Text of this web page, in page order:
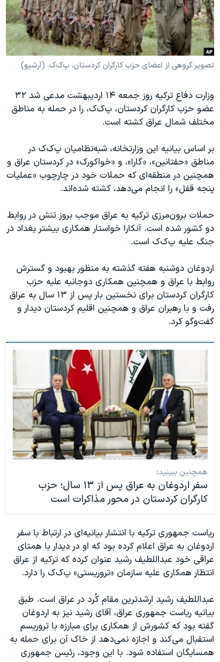
فرهنگ و زندگی
حقوق شهروندی
اقتصادی
علم و فناوری
گالری عکس
آرشیو پخش زنده
مستندها
انتخابات ریاست جمهوری آمریکا ۲۰۲۴
حمله جمهوری اسلامی به اسرائیل
رمز مهسا
اعتراضات زن، زندگی، آزادی
مجموعه مستندهای دادخواهی
دادگاه حمید نوری
چهل سال گروگان‌گیری
قانون شفافیت دارائی کادر رهبری ایران
اسرائیل در جنگ
نرگس محمدی برنده جایزه نوبل صلح
صفحه‌های ویژه
سفر پرزیدنت ترامپ به چین
دنبال کنید
تصویر گروهی از اعضای حزب کارگران کردستان، پ‌ک‌ک. (آرشیو)
وزارت دفاع ترکیه روز جمعه ۱۴ اردیبهشت مدعی شد ٣٢
عضو حزب کارگران کردستان، پ‌ک‌ک، را در حمله به مناطق
مختلف شمال عراق کشته است.
بر اساس بیانیه این وزارتخانه، شبه‌نظامیان پ‌ک‌ک در
مناطق «حفتانین»، «گارا»، و «خواکورک» در کردستان عراق و
همچنین در منطقه‌ای که حملات خود در چارچوب «عملیات
پنجه قفل» را انجام می‌دهد، کشته شده‌اند.
حملات برون‌مرزی ترکیه به عراق موجب بروز تنش در روابط
دو کشور شده است. آنکارا خواستار همکاری بیشتر بغداد در
جنگ علیه پ‌ک‌ک است.
اردوغان دوشنبه هفته گذشته به منظور بهبود و گسترش
روابط با عراق و همچنین همکاری دوجانبه علیه حزب
کارگران کردستان برای نخستین بار پس از ١٣ سال به عراق
رفت و با رهبران عراق و همچنین اقلیم کردستان دیدار و
گفت‌وگو کرد.
همچنین ببینید:
سفر اردوغان به عراق پس از ۱۳ سال؛ حزب
کارگران کردستان در محور مذاکرات است
ریاست جمهوری ترکیه با انتشار بیانیه‌ای در ارتباط با سفر
اردوغان به عراق اعلام کرده بود که او در دیدار با همتای
عراقی خود عبداللطیف رشید عنوان کرده که ترکیه از عراق
انتظار همکاری علیه سازمان «تروریستی» پ‌ک‌ک را دارد.
عبداللطیف رشید ارشدترین مقام کُرد در عراق است. طبق
بیانیه ریاست جمهوری عراق، آقای رشید نیز به اردوغان
گفته بود که کشورش از همکاری برای مبارزه با تروریسم
استقبال می‌کند و اجازه نمی‌دهد از خاک آن برای حمله به
همسایگان استفاده شود. با این وجود، رئیس جمهوری